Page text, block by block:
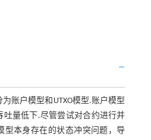
账户模型和UTXO模型.账户模型
吐量低下.尽管尝试对合约进行并
型本身存在的状态冲突问题，导